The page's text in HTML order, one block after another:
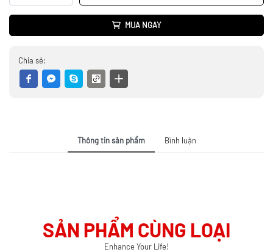
MUA NGAY
Chia sẻ:
Thông tin sản phẩm Bình luận
SẢN PHẨM CÙNG LOẠI
Enhance Your Life!